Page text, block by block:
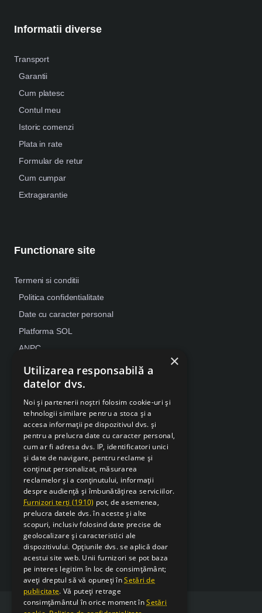
Informatii diverse
Transport
Garantii
Cum platesc
Contul meu
Istoric comenzi
Plata in rate
Formular de retur
Cum cumpar
Extragarantie
Functionare site
Termeni si conditii
Politica confidentialitate
Date cu caracter personal
Platforma SOL
ANPC
Despre Cookies
Retragere din contract
×
Utilizarea responsabilă a
datelor dvs.
Noi și partenerii noștri folosim cookie-uri și
tehnologii similare pentru a stoca și a
accesa informații pe dispozitivul dvs. și
pentru a prelucra date cu caracter personal,
cum ar fi adresa dvs. IP, identificatori unici
și date de navigare, pentru reclame și
conținut personalizat, măsurarea
reclamelor și a conținutului, informații
despre audiență și îmbunătățirea serviciilor.
Furnizori terți (1910) pot, de asemenea,
prelucra datele dvs. în aceste și alte
scopuri, inclusiv folosind date precise de
geolocalizare și caracteristici ale
dispozitivului. Opțiunile dvs. se aplică doar
acestui site web. Unii furnizori se pot baza
pe interes legitim în loc de consimțământ;
aveți dreptul să vă opuneți înSetări de
publicitate. Vă puteți retrage
consimțământul în orice moment înSetări